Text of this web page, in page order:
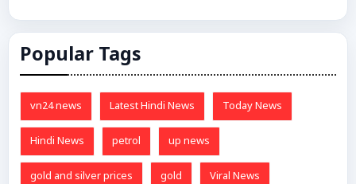
Popular Tags
vn24 news Latest Hindi News Today News
Hindi News petrol up news
gold and silver prices gold Viral News